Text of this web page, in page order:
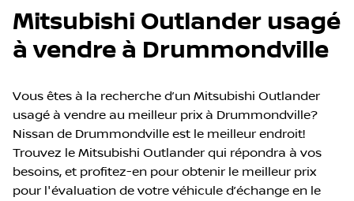
Mitsubishi Outlander usagé
à vendre à Drummondville
Vous êtes à la recherche d’un Mitsubishi Outlander
usagé à vendre au meilleur prix à Drummondville?
Nissan de Drummondville est le meilleur endroit!
Trouvez le Mitsubishi Outlander qui répondra à vos
besoins, et profitez-en pour obtenir le meilleur prix
pour l'évaluation de votre véhicule d’échange en le